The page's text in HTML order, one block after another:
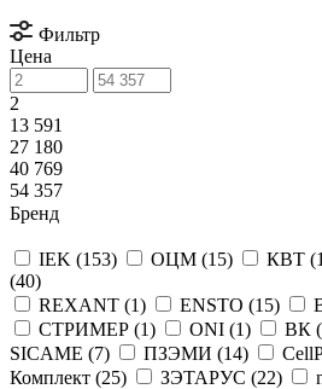
Фильтр
Цена
2
13 591
27 180
40 769
54 357
Бренд
IEK (153) ОЦМ (15) КВТ (
(40)
REXANT (1) ENSTO (15)
СТРИМЕР (1) ONI (1) ВК (
SICAME (7) ПЗЭМИ (14)
Комплект (25) ЗЭТАРУС (22)